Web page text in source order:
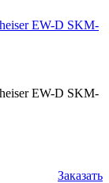
EW-D SKM-
EW-D SKM-
Заказать